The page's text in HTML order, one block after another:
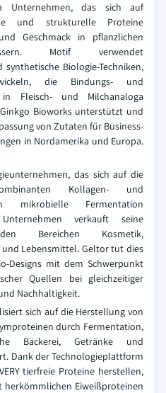
Unternehmen, das sich auf
und strukturelle Proteine
Geschmack in pflanzlichen
Motif verwendet
Biologie-Techniken,
die Bindungs- und
in Fleisch- und Milchanaloga
Bioworks unterstützt und
von Zutaten für Business-
in Nordamerika und Europa.
das sich auf die
Kollagen- und
mikrobielle Fermentation
verkauft seine
Bereichen Kosmetik,
Lebensmittel. Geltor tut dies
Designs mit dem Schwerpunkt
Quellen bei gleichzeitiger
Nachhaltigkeit.
sich auf die Herstellung von
durch Fermentation,
Bäckerei, Getränke und
Dank der Technologieplattform
tierfreie Proteine herstellen,
Eiweißproteinen